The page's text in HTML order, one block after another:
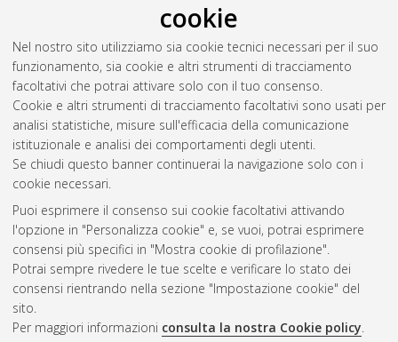
cookie
Nel nostro sito utilizziamo sia cookie tecnici necessari per il suo
funzionamento, sia cookie e altri strumenti di tracciamento
facoltativi che potrai attivare solo con il tuo consenso.
Cookie e altri strumenti di tracciamento facoltativi sono usati per
analisi statistiche, misure sull'efficacia della comunicazione
istituzionale e analisi dei comportamenti degli utenti.
Se chiudi questo banner continuerai la navigazione solo con i
cookie necessari.
Puoi esprimere il consenso sui cookie facoltativi attivando
l'opzione in "Personalizza cookie" e, se vuoi, potrai esprimere
consensi più specifici in "Mostra cookie di profilazione".
Potrai sempre rivedere le tue scelte e verificare lo stato dei
consensi rientrando nella sezione "Impostazione cookie" del
sito.
Per maggiori informazioni consulta la nostra Cookie policy.
Gestione del documento:
Atom
Rss 1.0
Rss 2.0
AMS Laurea